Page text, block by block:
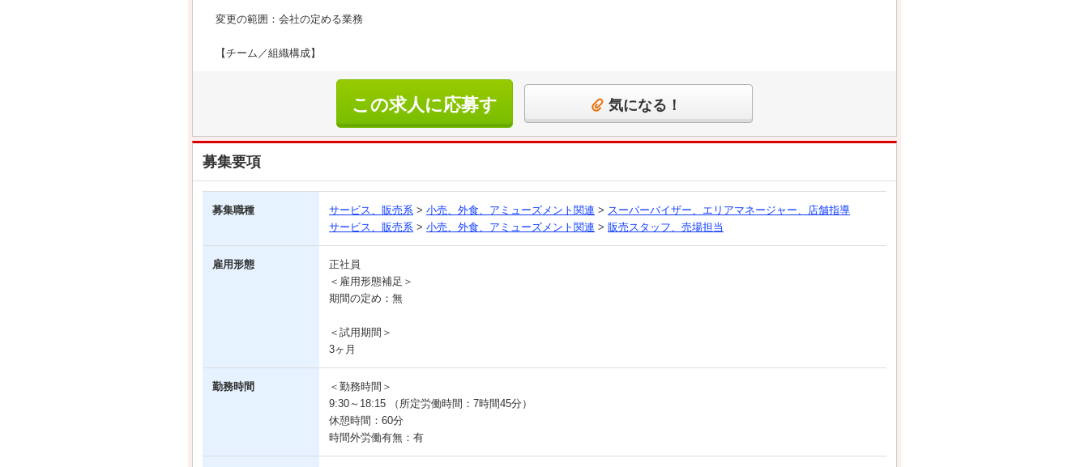
変更の範囲：会社の定める業務
【チーム／組織構成】
この求人に応募す
る
気になる！
募集要項
募集職種 サービス、販売系 > 小売、外食、アミューズメント関連 > スーパーバイザー、エリアマネージャー、店舗指導
サービス、販売系 > 小売、外食、アミューズメント関連 > 販売スタッフ、売場担当
雇用形態
正社員
＜雇用形態補足＞
期間の定め：無
＜試用期間＞
3ヶ月
勤務時間
＜勤務時間＞
9:30～18:15 （所定労働時間：7時間45分）
休憩時間：60分
時間外労働有無：有